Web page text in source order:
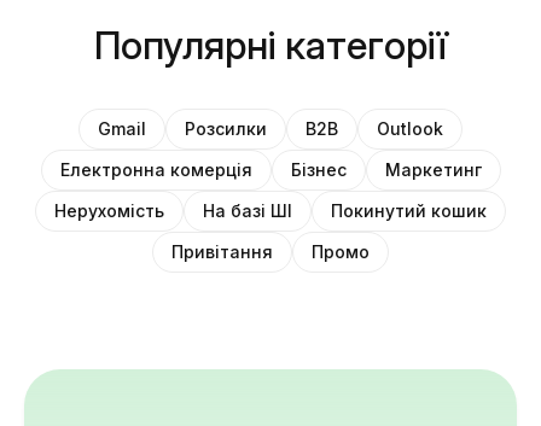
Популярні категорії
Gmail Розсилки B2B
Outlook
Електронна комерція
Бізнес
Маркетинг
Нерухомість
На базі ШІ
Покинутий кошик
Привітання
Промо